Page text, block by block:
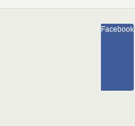
Facebook